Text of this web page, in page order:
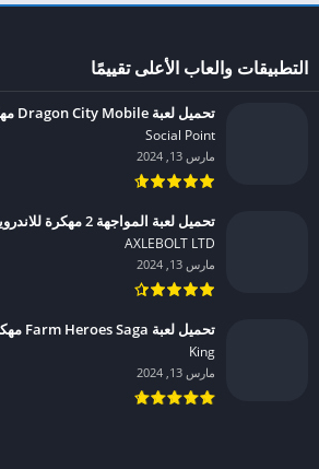
التطبيقات والعاب الأعلى تقييمًا
تحميل لعبة Dragon City Mobile مهكرة للاندرويد 2024
Social Point‏
مارس 13, 2024
تحميل لعبة المواجهة 2 مهكرة للاندرويد 2024
AXLEBOLT LTD‏
مارس 13, 2024
تحميل لعبة Farm Heroes Saga مهكرة للاندرويد 2024
King‏
مارس 13, 2024